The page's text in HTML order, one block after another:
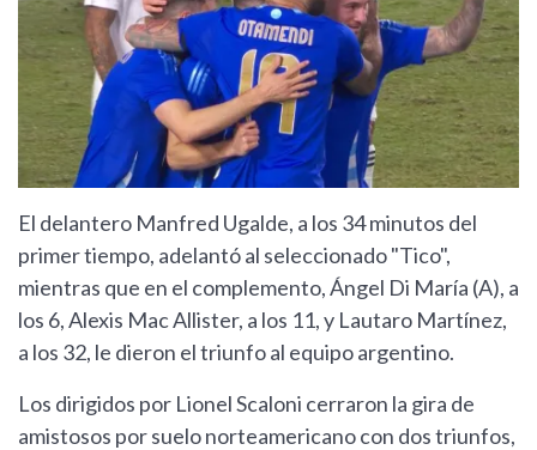
El delantero Manfred Ugalde, a los 34 minutos del
primer tiempo, adelantó al seleccionado "Tico",
mientras que en el complemento, Ángel Di María (A), a
los 6, Alexis Mac Allister, a los 11, y Lautaro Martínez,
a los 32, le dieron el triunfo al equipo argentino.
Los dirigidos por Lionel Scaloni cerraron la gira de
amistosos por suelo norteamericano con dos triunfos,